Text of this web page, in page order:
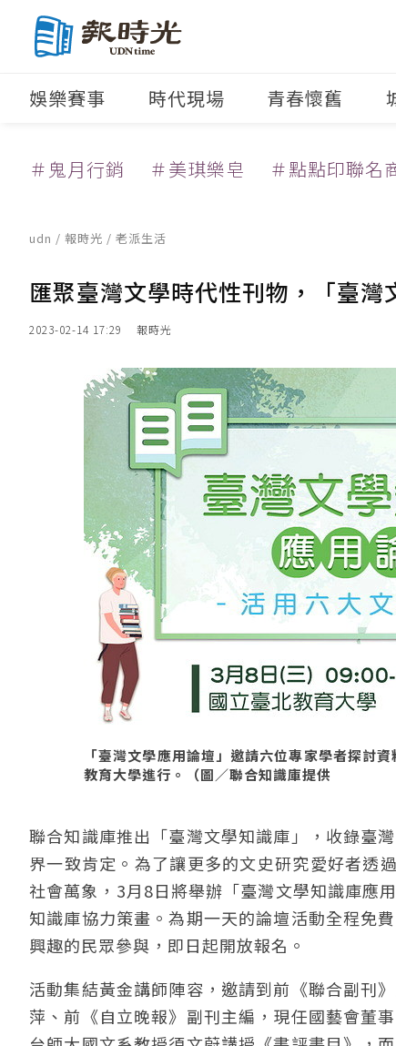
娛樂賽事 時代現場 青春懷舊
＃鬼月行銷 ＃美琪樂皂 ＃點點印聯名
udn / 報時光 / 老派生活
匯聚臺灣文學時代性刊物，「臺
2023-02-14 17:29 報時光
「臺灣文學應用論壇」邀請六位專家學者探討
教育大學進行。（圖／聯合知識庫提供
聯合知識庫推出「臺灣文學知識庫」，收錄臺
界一致肯定。為了讓更多的文史研究愛好者透
社會萬象，3月8日將舉辦「臺灣文學知識庫應
知識庫協力策畫。為期一天的論壇活動全程免
興趣的民眾參與，即日起開放報名。
活動集結黃金講師陣容，邀請到前《聯合副刊
萍、前《自立晚報》副刊主編，現任國藝會董